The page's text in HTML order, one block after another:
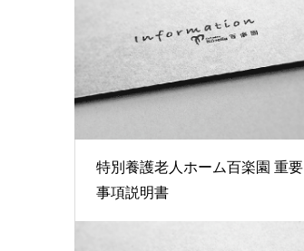
特別養護老人ホーム百楽園 重要
事項説明書